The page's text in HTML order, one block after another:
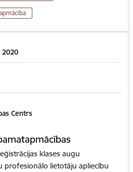
2020
Centrs
klases augu
profesionālo lietotāju apliecību